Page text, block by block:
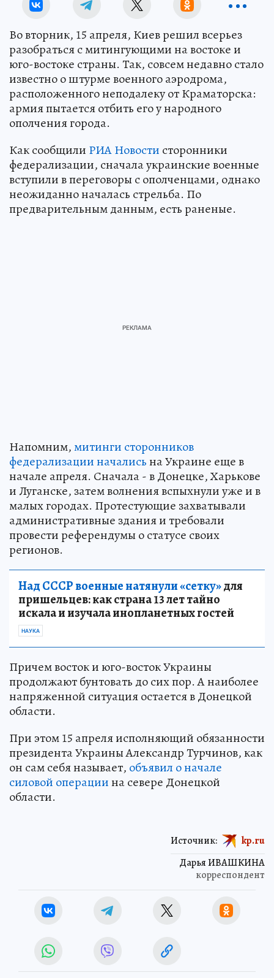
Во вторник, 15 апреля, Киев решил всерьез
разобраться с митингующими на востоке и
юго-востоке страны. Так, совсем недавно стало
известно о штурме военного аэродрома,
расположенного неподалеку от Краматорска:
армия пытается отбить его у народного
ополчения города.
Как сообщили РИА Новости сторонники
федерализации, сначала украинские военные
вступили в переговоры с ополченцами, однако
неожиданно началась стрельба. По
предварительным данным, есть раненые.
Напомним,митинги сторонников
федерализации началисьна Украине еще в
начале апреля. Сначала - в Донецке, Харькове
и Луганске, затем волнения вспыхнули уже и в
малых городах. Протестующие захватывали
административные здания и требовали
провести референдумы о статусе своих
регионов.
Над СССР военные натянули «сетку»для
пришельцев: как страна 13 лет тайно
искала и изучала инопланетных гостей
НАУКА
Причем восток и юго-восток Украины
продолжают бунтовать до сих пор. А наиболее
напряженной ситуация остается в Донецкой
области.
При этом 15 апреля исполняющий обязанности
президента Украины Александр Турчинов, как
он сам себя называет, объявил о начале
силовой операциина севере Донецкой
области.
Дарья ИВАШКИНА
корреспондент
Источник: kp.ru